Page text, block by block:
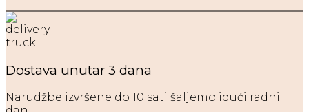
Dostava unutar 3 dana
Narudžbe izvršene do 10 sati šaljemo idući radni